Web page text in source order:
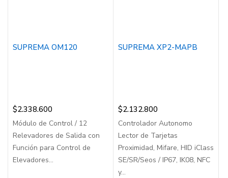
SUPREMA OM120
$2.338.600
Módulo de Control / 12
Relevadores de Salida con
Función para Control de
Elevadores...
SUPREMA XP2-MAPB
$2.132.800
Controlador Autonomo
Lector de Tarjetas
Proximidad, Mifare, HID iClass
SE/SR/Seos / IP67, IK08, NFC
y...